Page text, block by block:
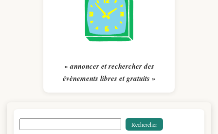
«annoncer et rechercher des
évènements libres et gratuits »